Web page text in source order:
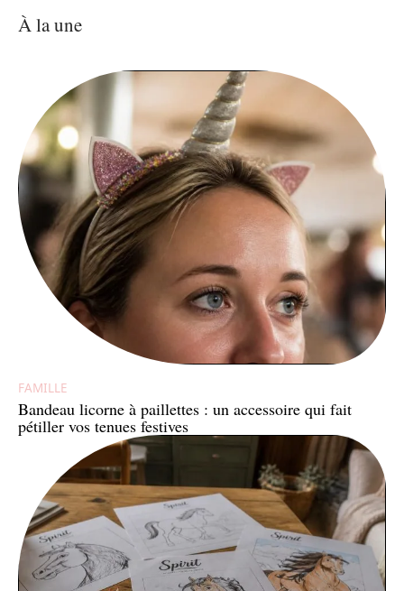
À la une
FAMILLE
Bandeau licorne à paillettes : un accessoire qui fait
pétiller vos tenues festives